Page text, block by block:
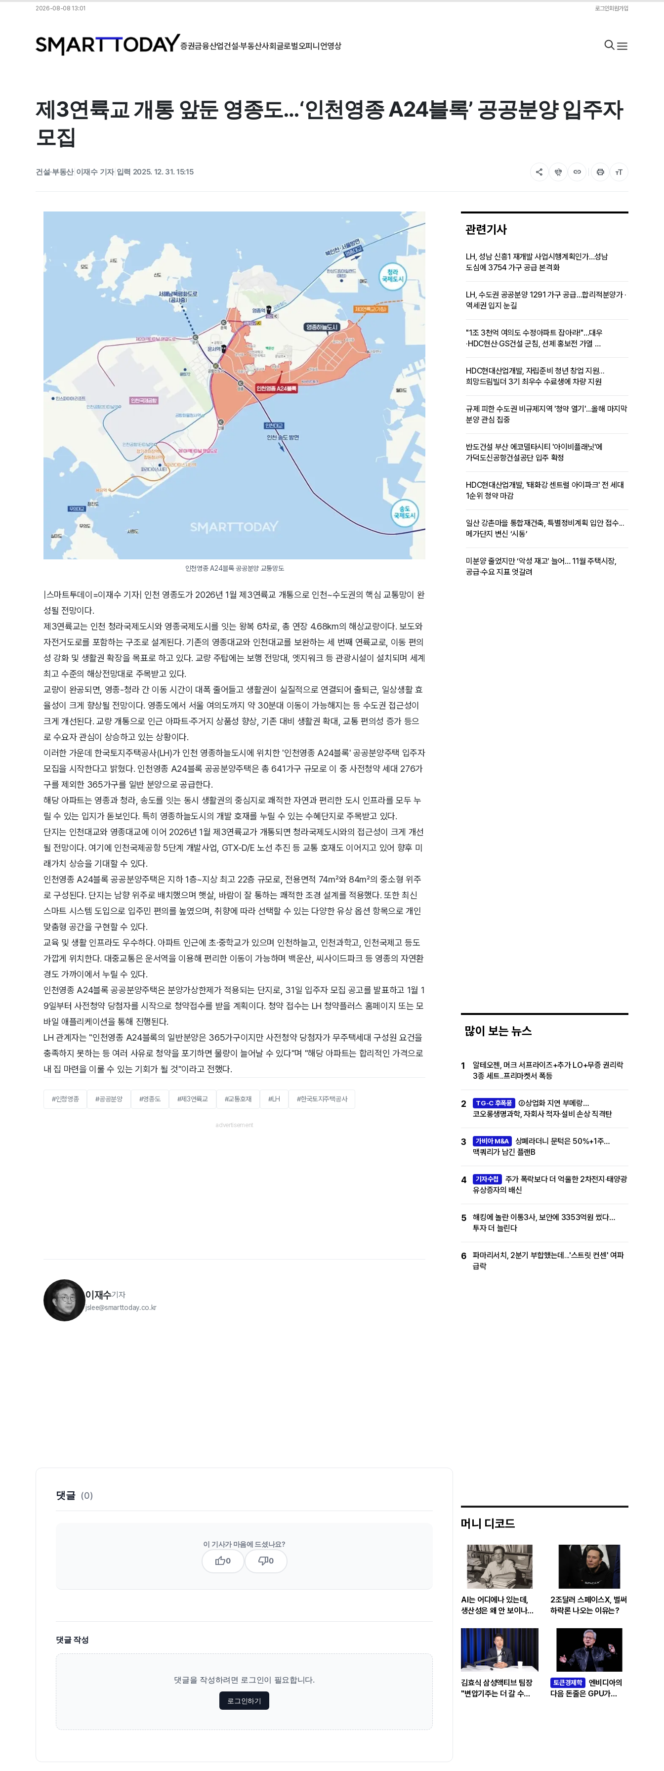
2026-08-08 13:01 로그인회원가입
증권금융산업건설·부동산사회글로벌오피니언영상
제3연륙교 개통 앞둔 영종도…‘인천영종 A24블록’ 공공분양 입주자
모집
건설·부동산| 이재수 기자| 입력 2025. 12. 31. 15:15 share flutter_dash link print format_size
인천영종 A24블록 공공분양 교통망도
|스마트투데이=이재수 기자| 인천 영종도가 2026년 1월 제3연륙교 개통으로 인천~수도권의 핵심 교통망이 완
성될 전망이다.
제3연륙교는 인천 청라국제도시와 영종국제도시를 잇는 왕복 6차로, 총 연장 4.68km의 해상교량이다. 보도와
자전거도로를 포함하는 구조로 설계된다. 기존의 영종대교와 인천대교를 보완하는 세 번째 연륙교로, 이동 편의
성 강화 및 생활권 확장을 목표로 하고 있다. 교량 주탑에는 보행 전망대, 엣지워크 등 관광시설이 설치되며 세계
최고 수준의 해상전망대로 주목받고 있다.
교량이 완공되면, 영종-청라 간 이동 시간이 대폭 줄어들고 생활권이 실질적으로 연결되어 출퇴근, 일상생활 효
율성이 크게 향상될 전망이다. 영종도에서 서울 여의도까지 약 30분대 이동이 가능해지는 등 수도권 접근성이
크게 개선된다. 교량 개통으로 인근 아파트·주거지 상품성 향상, 기존 대비 생활권 확대, 교통 편의성 증가 등으
로 수요자 관심이 상승하고 있는 상황이다.
이러한 가운데 한국토지주택공사(LH)가 인천 영종하늘도시에 위치한 '인천영종 A24블록' 공공분양주택 입주자
모집을 시작한다고 밝혔다. 인천영종 A24블록 공공분양주택은 총 641가구 규모로 이 중 사전청약 세대 276가
구를 제외한 365가구를 일반 분양으로 공급한다.
해당 아파트는 영종과 청라, 송도를 잇는 동시 생활권의 중심지로 쾌적한 자연과 편리한 도시 인프라를 모두 누
릴 수 있는 입지가 돋보인다. 특히 영종하늘도시의 개발 호재를 누릴 수 있는 수혜단지로 주목받고 있다.
단지는 인천대교와 영종대교에 이어 2026년 1월 제3연륙교가 개통되면 청라국제도시와의 접근성이 크게 개선
될 전망이다. 여기에 인천국제공항 5단계 개발사업, GTX-D/E 노선 추진 등 교통 호재도 이어지고 있어 향후 미
래가치 상승을 기대할 수 있다.
인천영종 A24블록 공공분양주택은 지하 1층~지상 최고 22층 규모로, 전용면적 74㎡와 84㎡의 중소형 위주
로 구성된다. 단지는 남향 위주로 배치했으며 햇살, 바람이 잘 통하는 쾌적한 조경 설계를 적용했다. 또한 최신
스마트 시스템 도입으로 입주민 편의를 높였으며, 취향에 따라 선택할 수 있는 다양한 유상 옵션 항목으로 개인
맞춤형 공간을 구현할 수 있다.
교육 및 생활 인프라도 우수하다. 아파트 인근에 초·중학교가 있으며 인천하늘고, 인천과학고, 인천국제고 등도
가깝게 위치한다. 대중교통은 운서역을 이용해 편리한 이동이 가능하며 백운산, 씨사이드파크 등 영종의 자연환
경도 가까이에서 누릴 수 있다.
인천영종 A24블록 공공분양주택은 분양가상한제가 적용되는 단지로, 31일 입주자 모집 공고를 발표하고 1월 1
9일부터 사전청약 당첨자를 시작으로 청약접수를 받을 계획이다. 청약 접수는 LH 청약플러스 홈페이지 또는 모
바일 애플리케이션을 통해 진행된다.
LH 관계자는 "인천영종 A24블록의 일반분양은 365가구이지만 사전청약 당첨자가 무주택세대 구성원 요건을
충족하지 못하는 등 여러 사유로 청약을 포기하면 물량이 늘어날 수 있다"며 "해당 아파트는 합리적인 가격으로
내 집 마련을 이룰 수 있는 기회가 될 것"이라고 전했다.
#인청영종 #공공분양 #영종도 #제3연륙교 #교통호재 #LH #한국토지주택공사
이재수기자
jslee@smarttoday.co.kr
관련기사
LH, 성남 신흥1 재개발 사업시행계획인가…성남
도심에 3754 가구 공급 본격화
LH, 수도권 공공분양 1291 가구 공급…합리적분양가 ·
역세권 입지 눈길
"1조 3천억 여의도 수정아파트 잡아라!"…대우
·HDC현산·GS건설 군침, 선제 홍보전 가열
HDC현대산업개발, 자립준비 청년 창업 지원...
희망드림빌더 3기 최우수 수료생에 차량 지원
규제 피한 수도권 비규제지역 '청약 열기'…올해 마지막
분양 관심 집중
반도건설 부산 에코델타시티 '아이비플래닛'에
가덕도신공항건설공단 입주 확정
HDC현대산업개발, '태화강 센트럴 아이파크' 전 세대
1순위 청약 마감
일산 강촌마을 통합재건축, 특별정비계획 입안 접수...
메가단지 변신 ‘시동’
미분양 줄었지만 ‘악성 재고’ 늘어… 11월 주택시장,
공급·수요 지표 엇갈려
많이 보는 뉴스
1
알테오젠, 머크 서프라이즈+추가 LO+무증 권리락
3종 세트..프리마켓서 폭등
2 TG-C 후폭풍
②상업화 지연 부메랑…
코오롱생명과학, 자회사 적자·설비 손상 직격탄
3 가비아 M&A
상폐라더니 문턱은 50%+1주…
맥쿼리가 남긴 플랜B
4 기자수첩
주가 폭락보다 더 억울한 2차전지·태양광
유상증자의 배신
5
해킹에 놀란 이통3사, 보안에 3353억원 썼다…
투자 더 늘린다
6
파마리서치, 2분기 부합했는데...'스트릿 컨센' 여파
급락
머니 디코드
AI는 어디에나 있는데,
생산성은 왜 안 보이나…
‘솔로우 패러독스’
2조달러 스페이스X, 벌써
하락론 나오는 이유는?
김효식 삼성액티브 팀장
"변압기주는 더 갈 수
토큰경제학
엔비디아의
다음 돈줄은 GPU가
댓글 (0)
이 기사가 마음에 드셨나요?
thumb_up0 thumb_down0
댓글 작성
댓글을 작성하려면 로그인이 필요합니다.
로그인하기